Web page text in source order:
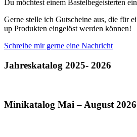
Du möchtest einem Bastelbegeisterten
Gerne stelle ich Gutscheine aus, die für
up Produkten eingelöst werden können!
Schreibe mir gerne eine Nachricht
Jahreskatalog 2025- 2026
Minikatalog Mai – August 2026